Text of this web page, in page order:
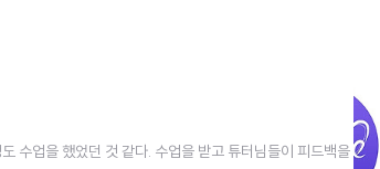
수업을 했었던 것 같다. 수업을 받고 튜터님들이 피드백을